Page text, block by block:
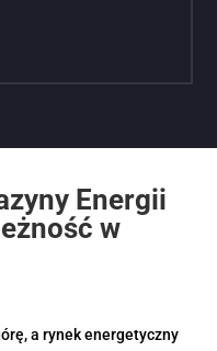
Energii
w
a rynek energetyczny